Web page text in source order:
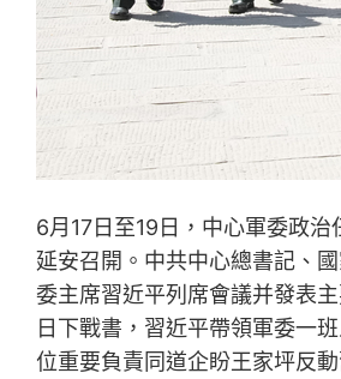
6月17日至19日，中心軍委政治
延安召開。中共中心總書記、
委主席習近平列席會議并發表
日下戰書，習近平帶領軍委一
位重要負責同道企盼王家坪反